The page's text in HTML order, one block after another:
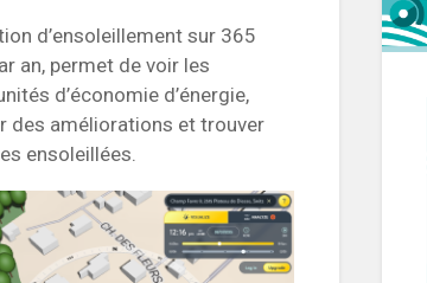
d’ensoleillement sur 365
an, permet de voir les
d’économie d’énergie,
des améliorations et trouver
ensoleillées.